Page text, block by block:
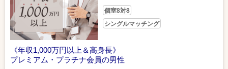
個室8対8
シングルマッチング
《年収1,000万円以上＆高身長》
プレミアム・プラチナ会員の男性